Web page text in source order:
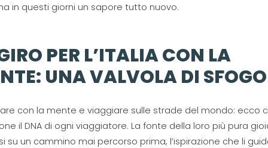
in questi giorni un sapore tutto nuovo.
PER L’ITALIA CON LA
UNA VALVOLA DI SFOGO
con la mente e viaggiare sulle strade del mondo: ecco
il DNA di ogni viaggiatore. La fonte della loro più pura
su un cammino mai percorso prima, l’ispirazione che li